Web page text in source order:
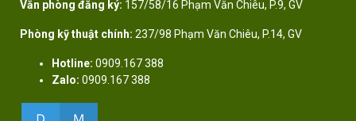
Văn phòng đăng ký: 157/58/16 Phạm Văn Chiêu, P.9, GV
Phòng kỹ thuật chính: 237/98 Phạm Văn Chiêu, P.14, GV
Hotline: 0909.167 388
Zalo: 0909.167 388